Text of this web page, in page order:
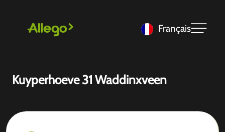
Français
Kuyperhoeve 31 Waddinxveen